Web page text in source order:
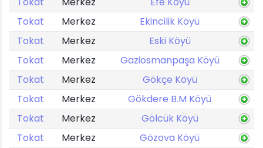
Tokat
Merkez
Ekincilik Köyü
Tokat
Merkez
Eski Köyü
Tokat
Merkez
Gaziosmanpaşa Köyü
Tokat
Merkez
Gökçe Köyü
Tokat
Merkez
Gökdere B.M Köyü
Tokat
Merkez
Gölcük Köyü
Tokat
Merkez
Gözova Köyü